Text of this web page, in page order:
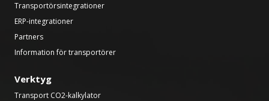
Transportörsintegrationer
ERP-integrationer
Partners
Information för transportörer
Verktyg
Transport CO2-kalkylator